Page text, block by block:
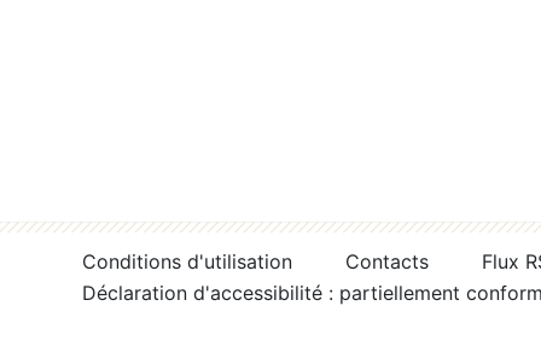
Conditions d'utilisation Contacts
Flux
Déclaration d'accessibilité : partiellement